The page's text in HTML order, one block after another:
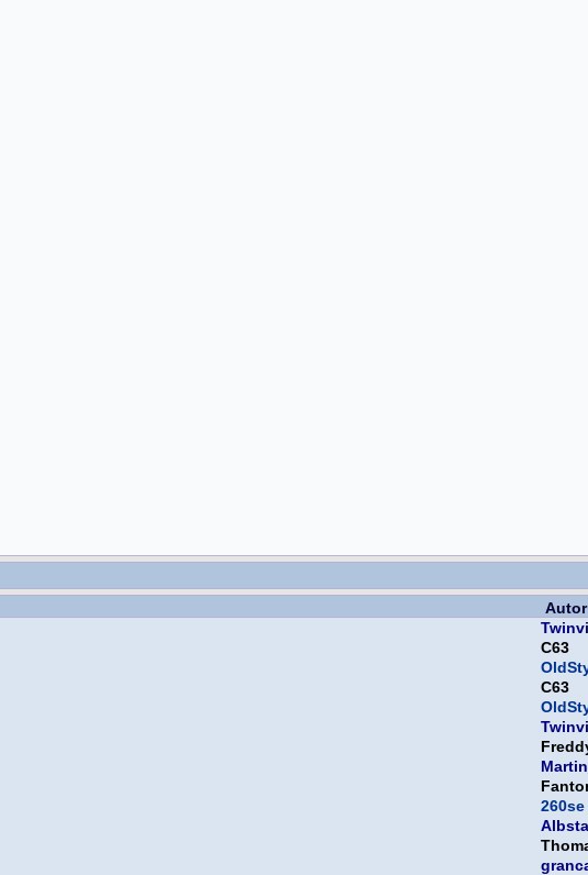
Autor
C63
C63
260se